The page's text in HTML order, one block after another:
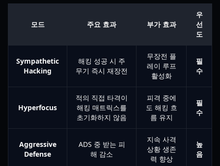
모드 주요 효과 부가 효과
우
선
도
Sympathetic
Hacking
해킹 성공 시 주
무기 즉시 재장전
무장전 플
레이 루프
활성화
필
수
Hyperfocus
적의 직접 타격이
해킹 매트릭스를
초기화하지 않음
피격 중에
도 해킹 흐
름 유지
필
수
Aggressive
Defense
ADS 중 받는 피
해 감소
지속 사격
상황 생존
력 향상
높
음